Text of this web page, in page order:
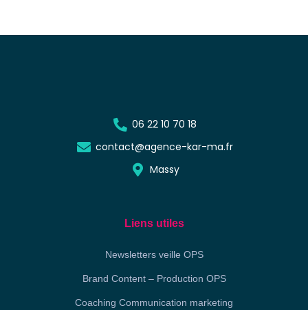
06 22 10 70 18
contact@agence-kar-ma.fr
Massy
Liens utiles
Newsletters veille OPS
Brand Content – Production OPS
Coaching Communication marketing